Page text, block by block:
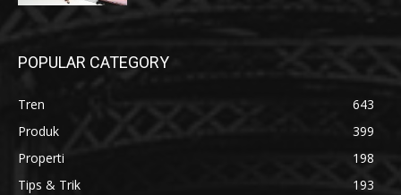
POPULAR CATEGORY
Tren
643
Produk
399
Properti
198
Tips & Trik
193